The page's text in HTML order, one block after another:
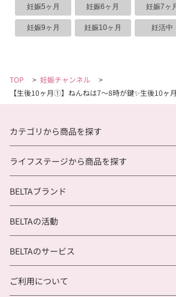
妊娠5ヶ月 妊娠6ヶ月 妊娠7ヶ
妊娠9ヶ月 妊娠10ヶ月 妊活中
TOP > 妊娠チャンネル
>
【生後10ヶ月①】ねんねは7〜8時が鍵✨生後10ヶ
カテゴリから商品を探す
ライフステージから商品を探す
BELTAブランド
BELTAの活動
BELTAのサービス
ご利用について